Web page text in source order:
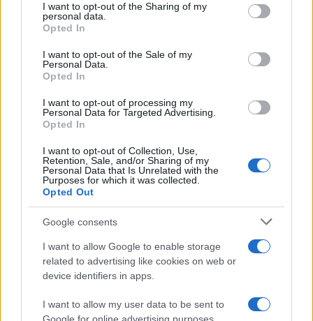
not limited to your visit or usage behaviour. You may click to
grant or deny consent to Google and its third-party tags to
use your data for below specified purposes in below Google
consent section.
I want to opt-out of the Sharing of my
personal data.
Opted In
I want to opt-out of the Sale of my
Personal Data.
Opted In
I want to opt-out of processing my
Personal Data for Targeted Advertising.
Opted In
I want to opt-out of Collection, Use,
Retention, Sale, and/or Sharing of my
Personal Data that Is Unrelated with the
Purposes for which it was collected.
Opted Out
Google consents
I want to allow Google to enable storage
related to advertising like cookies on web or
device identifiers in apps.
I want to allow my user data to be sent to
2000 /2000
Όροι Χρήσης . Το site προστατεύεται από reCAPTCHA, ισχύουν
Κόσμος
ΓΕΝΣ ΣΤΟΛΤΕΝΜΠΕΡΓΚ
Share: